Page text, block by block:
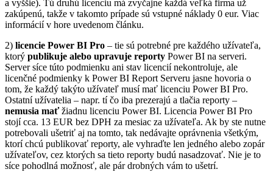
a vyššie). Tú druhú licenciu má zvyčajne každá veľká firma už
zakúpenú, takže v takomto prípade sú vstupné náklady 0 eur. Viac
informácií v hore uvedenom článku.
2) licencie Power BI Pro – tie sú potrebné pre každého užívateľa,
ktorý publikuje alebo upravuje reporty Power BI na serveri.
Server síce túto podmienku ani stav licencií nekontroluje, ale
licenčné podmienky k Power BI Report Serveru jasne hovoria o
tom, že každý takýto užívateľ musí mať licenciu Power BI Pro.
Ostatní užívatelia – napr. tí čo iba prezerajú a tlačia reporty –
nemusia maťžiadnu licenciu Power BI. Licencia Power BI Pro
stojí cca. 13 EUR bez DPH za mesiac za užívateľa. Ak by ste nutne
potrebovali ušetriť aj na tomto, tak nedávajte oprávnenia všetkým,
ktorí chcú publikovať reporty, ale vyhraďte len jedného alebo zopár
užívateľov, cez ktorých sa tieto reporty budú nasadzovať. Nie je to
síce pohodlná možnosť, ale pár drobných vám to ušetrí.